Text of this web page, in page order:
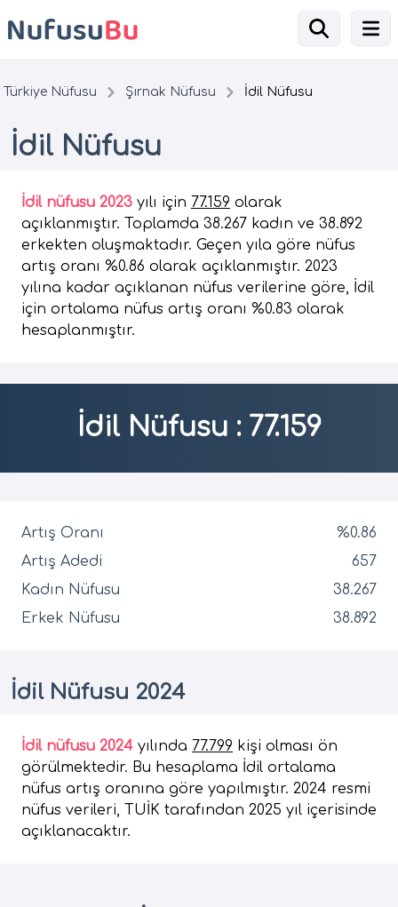
Türkiye Nüfusu Şırnak Nüfusu İdil Nüfusu
İdil Nüfusu
İdil nüfusu 2023 yılı için 77.159 olarak
açıklanmıştır. Toplamda 38.267 kadın ve 38.892
erkekten oluşmaktadır. Geçen yıla göre nüfus
artış oranı %0.86 olarak açıklanmıştır. 2023
yılına kadar açıklanan nüfus verilerine göre, İdil
için ortalama nüfus artış oranı %0.83 olarak
hesaplanmıştır.
İdil Nüfusu : 77.159
Artış Oranı
%0.86
Artış Adedi
657
Kadın Nüfusu
38.267
Erkek Nüfusu
38.892
İdil Nüfusu 2024
İdil nüfusu 2024 yılında 77.799 kişi olması ön
görülmektedir. Bu hesaplama İdil ortalama
nüfus artış oranına göre yapılmıştır. 2024 resmi
nüfus verileri, TUİK tarafından 2025 yıl içerisinde
açıklanacaktır.